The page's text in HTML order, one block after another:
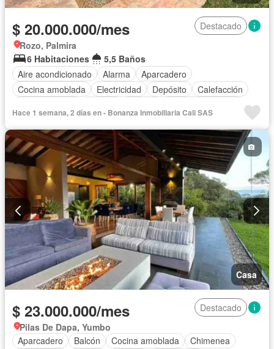
$ 20.000.000/mes
Destacado
Rozo, Palmira
6 Habitaciones
5,5 Baños
Aire acondicionado
Alarma
Aparcadero
Cocina amoblada
Electricidad Depósito
Calefacción
Vista panorámica
Estudio Gas natural Terraza
Agua
Tanque de agua
Patio
Jardín
Acceso para personas con discapacidad
Vigilante
Área infantil
Barbecue Caseta de vigilancia
Estudio
Piscina
Seguridad privada Sauna
Ascensor
Cancha de tenis
Wifi Permite mascotas
Permite niños
Solo familias
Hace 1 semana, 2 días en - Bonanza Inmobiliaria Cali SAS
Casa
$ 23.000.000/mes
Destacado
Pilas De Dapa, Yumbo
Aparcadero
Balcón Cocina amoblada
Chimenea